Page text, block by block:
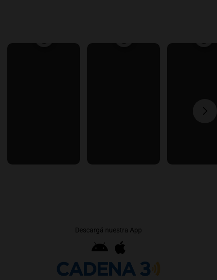
Descargá nuestra App